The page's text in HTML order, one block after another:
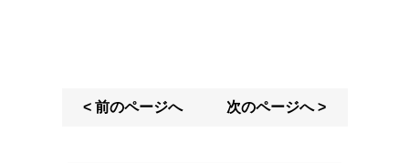
< 前のページへ 次のページへ >